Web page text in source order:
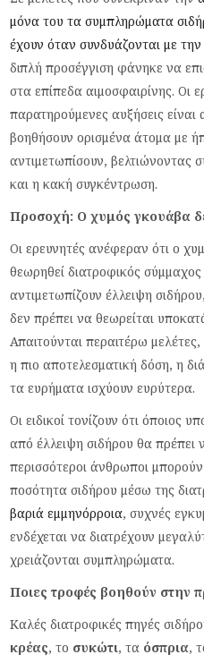
μόνα του τα συμπληρώματα
έχουν όταν συνδυάζονται με
διπλή προσέγγιση φάνηκε να
στα επίπεδα αιμοσφαιρίνης. Οι
παρατηρούμενες αυξήσεις
βοηθήσουν ορισμένα άτομα με
αντιμετωπίσουν,
και η κακή συγκέντρωση.
Προσοχή: Ο χυμός γκουάβα
Οι ερευνητές ανέφεραν ότι ο
θεωρηθεί διατροφικός
αντιμετωπίζουν έλλειψη
δεν πρέπει να θεωρείται
Απαιτούνται περαιτέρω
η πιο αποτελεσματική δόση, η
τα ευρήματα ισχύουν ευρύτερα.
Οι ειδικοί τονίζουν ότι όποιος
από έλλειψη σιδήρου θα πρέπει
περισσότεροι άνθρωποι
ποσότητα σιδήρου μέσω της
βαριά εμμηνόρροια, συχνές
ενδέχεται να διατρέχουν
χρειάζονται συμπληρώματα.
Ποιες τροφές βοηθούν στην
Καλές διατροφικές πηγές
κρέας, το συκώτι, τα όσπρια,